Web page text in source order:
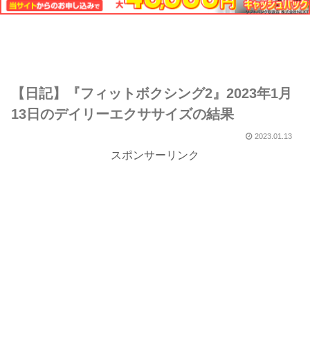
【日記】『フィットボクシング2』2023年1月
13日のデイリーエクササイズの結果
2023.01.13
スポンサーリンク